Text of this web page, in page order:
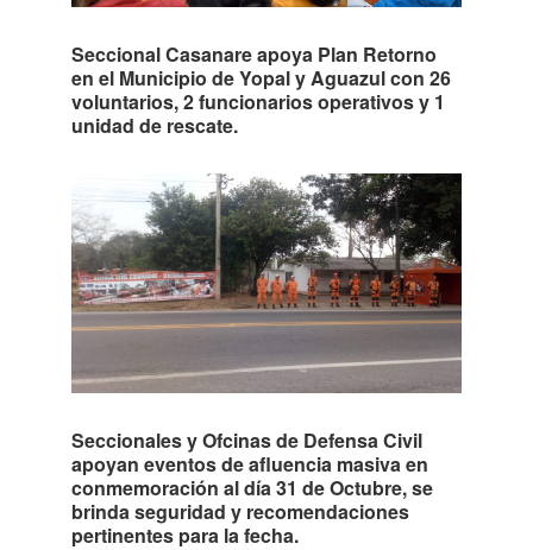
Seccional Casanare apoya Plan Retorno
en el Municipio de Yopal y Aguazul con 26
voluntarios, 2 funcionarios operativos y 1
unidad de rescate.
Seccionales y Ofcinas de Defensa Civil
apoyan eventos de afluencia masiva en
conmemoración al día 31 de Octubre, se
brinda seguridad y recomendaciones
pertinentes para la fecha.